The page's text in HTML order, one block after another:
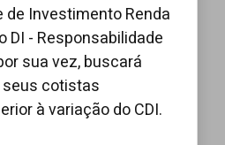
de Investimento Renda
DI - Responsabilidade
sua vez, buscará
cotistas
à variação do CDI.